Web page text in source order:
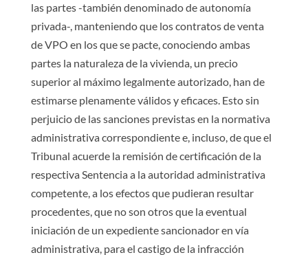
las partes -también denominado de autonomía
privada-, manteniendo que los contratos de venta
de VPO en los que se pacte, conociendo ambas
partes la naturaleza de la vivienda, un precio
superior al máximo legalmente autorizado, han de
estimarse plenamente válidos y eficaces. Esto sin
perjuicio de las sanciones previstas en la normativa
administrativa correspondiente e, incluso, de que el
Tribunal acuerde la remisión de certificación de la
respectiva Sentencia a la autoridad administrativa
competente, a los efectos que pudieran resultar
procedentes, que no son otros que la eventual
iniciación de un expediente sancionador en vía
administrativa, para el castigo de la infracción